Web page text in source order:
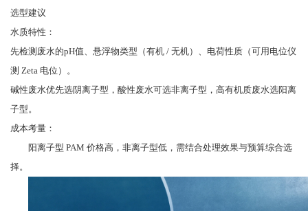
选型建议
水质特性：
先检测废水的pH值、悬浮物类型（有机 / 无机）、电荷性质（可用电位仪
测 Zeta 电位）。
碱性废水优先选阴离子型，酸性废水可选非离子型，高有机质废水选阳离
子型。
成本考量：
阳离子型 PAM 价格高，非离子型低，需结合处理效果与预算综合选
择。